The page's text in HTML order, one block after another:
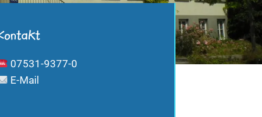
07531-9377-0
E-Mail